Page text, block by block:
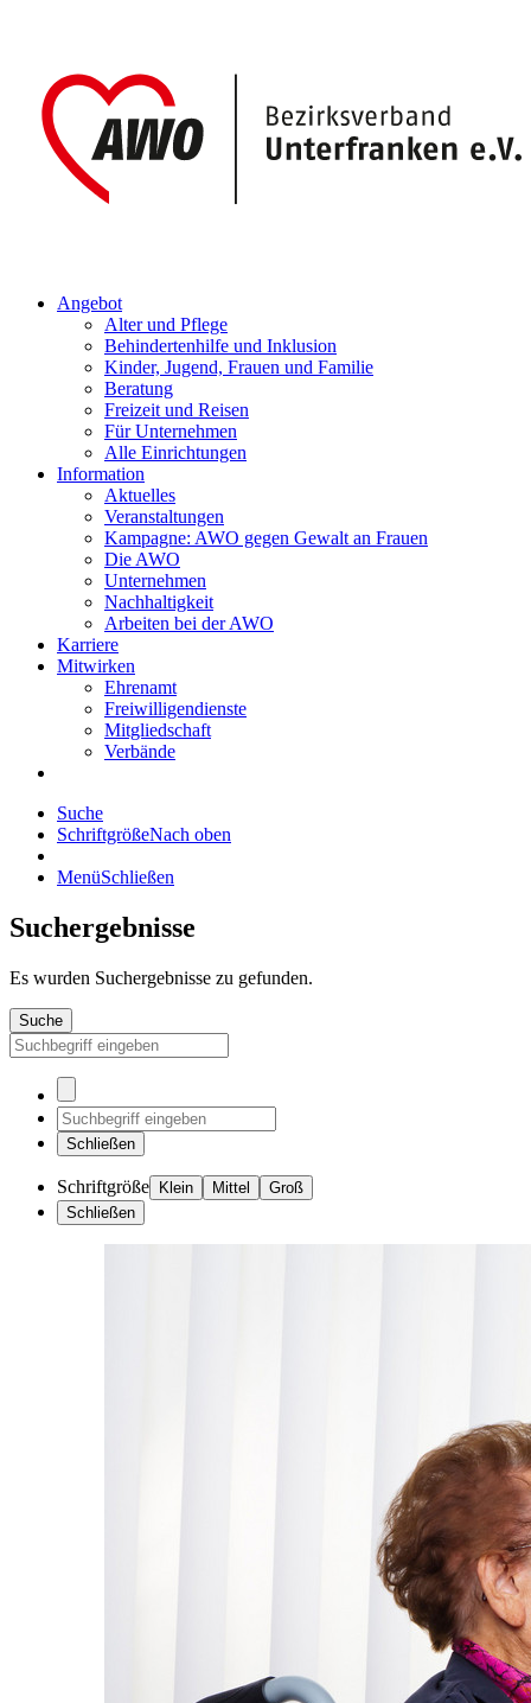
Angebot
Alter und Pflege
Behindertenhilfe und Inklusion
Kinder, Jugend, Frauen und Familie
Beratung
Freizeit und Reisen
Für Unternehmen
Alle Einrichtungen
Information
Aktuelles
Veranstaltungen
Kampagne: AWO gegen Gewalt an Frauen
Die AWO
Unternehmen
Nachhaltigkeit
Arbeiten bei der AWO
Karriere
Mitwirken
Ehrenamt
Freiwilligendienste
Mitgliedschaft
Verbände
Suche
SchriftgrößeNach oben
MenüSchließen
Suchergebnisse
Es wurden Suchergebnisse zu gefunden.
Suche
Schließen
Schriftgröße Klein Mittel
Groß
Schließen